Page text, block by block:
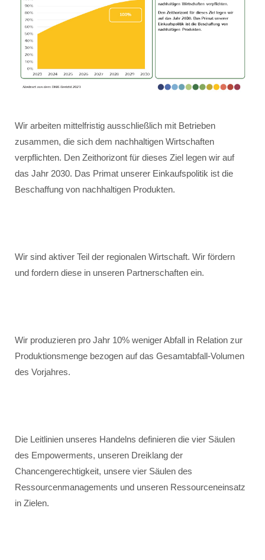
Wir arbeiten mittelfristig ausschließlich mit Betrieben
zusammen, die sich dem nachhaltigen Wirtschaften
verpflichten. Den Zeithorizont für dieses Ziel legen wir auf
das Jahr 2030. Das Primat unserer Einkaufspolitik ist die
Beschaffung von nachhaltigen Produkten.
Wir sind aktiver Teil der regionalen Wirtschaft. Wir fördern
und fordern diese in unseren Partnerschaften ein.
Wir produzieren pro Jahr 10% weniger Abfall in Relation zur
Produktionsmenge bezogen auf das Gesamtabfall-Volumen
des Vorjahres.
Die Leitlinien unseres Handelns definieren die vier Säulen
des Empowerments, unseren Dreiklang der
Chancengerechtigkeit, unsere vier Säulen des
Ressourcenmanagements und unseren Ressourceneinsatz
in Zielen.